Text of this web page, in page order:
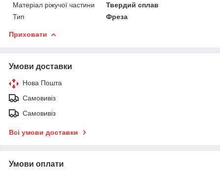
Матеріал ріжучої частини
Твердий сплав
Тип
Фреза
Приховати
Умови доставки
Нова Пошта
Самовивіз
Самовивіз
Всі умови доставки
Умови оплати